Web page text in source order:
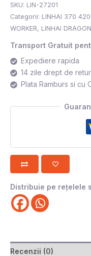
SKU: LIN-27201
Categorii: LINHAI 370
WORKER, LINHAI
Transport Gratuit
Expediere rapida
14 zile drept de retur
Plata Ramburs si cu
Distribuie pe rețelele
Recenzii (0)